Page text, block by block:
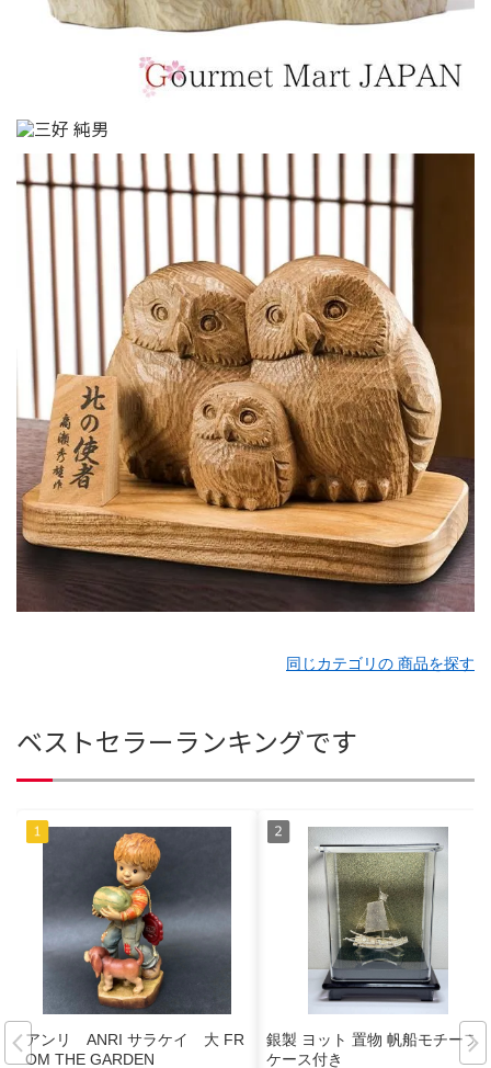
同じカテゴリの 商品を探す
ベストセラーランキングです
アンリ ANRI サラケイ 大 FR
OM THE GARDEN
銀製 ヨット 置物 帆船モチーフ
ケース付き